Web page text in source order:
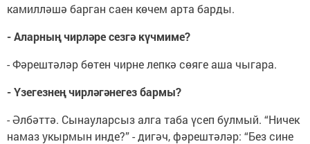
камилләшә барган саен көчем арта барды.
- Аларның чирләре сезгә күчмиме?
- Фәрештәләр бөтен чирне лепкә сөяге аша чыгара.
- Үзегезнең чирләгәнегез бармы?
- Әлбәттә. Сынауларсыз алга таба үсеп булмый. “Ничек
намаз укырмын инде?” - дигәч, фәрештәләр: “Без сине